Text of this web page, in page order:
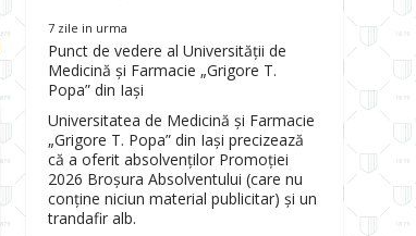
7 zile in urma
Punct de vedere al Universității de
Medicină și Farmacie „Grigore T.
Popa” din Iași
Universitatea de Medicină și Farmacie
„Grigore T. Popa” din Iași precizează
că a oferit absolvenților Promoției
2026 Broșura Absolventului (care nu
conține niciun material publicitar) și un
trandafir alb.